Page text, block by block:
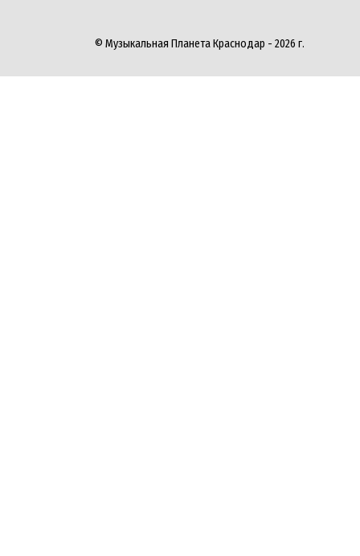
© Музыкальная Планета Краснодар - 2026 г.